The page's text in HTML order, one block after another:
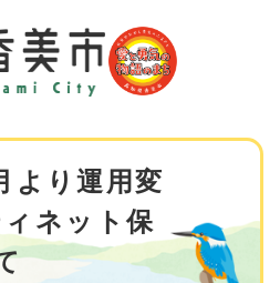
より運用変
ネット保